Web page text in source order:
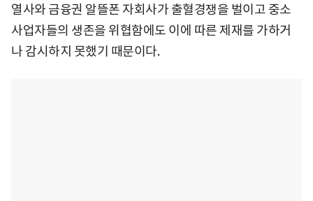
열사와 금융권 알뜰폰 자회사가 출혈경쟁을 벌이고 중소
사업자들의 생존을 위협함에도 이에 따른 제재를 가하거
나 감시하지 못했기 때문이다.